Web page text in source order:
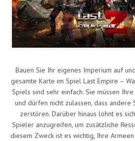
Bauen Sie Ihr eigenes Imperium auf
gesamte Karte im Spiel Last Empire –
Spiels sind sehr einfach. Sie müssen
und dürfen nicht zulassen, dass
zerstören. Darüber hinaus lohnt es
Spieler anzugreifen, um zusätzliche
diesem Zweck ist es wichtig, Ihre